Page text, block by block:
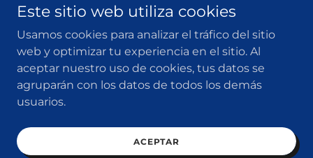
Copyright © 2026 MICRO-TEC - Todos los derechos
reservados.
Aviso de publicidad COFEPRIS 2409152002A00073
Este sitio web utiliza cookies
Usamos cookies para analizar el tráfico del sitio
web y optimizar tu experiencia en el sitio. Al
aceptar nuestro uso de cookies, tus datos se
agruparán con los datos de todos los demás
usuarios.
ACEPTAR